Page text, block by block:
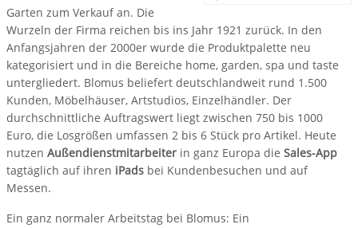
Garten zum Verkauf an. Die
Wurzeln der Firma reichen bis ins Jahr 1921 zurück. In den
Anfangsjahren der 2000er wurde die Produktpalette neu
kategorisiert und in die Bereiche home, garden, spa und taste
untergliedert. Blomus beliefert deutschlandweit rund 1.500
Kunden, Möbelhäuser, Artstudios, Einzelhändler. Der
durchschnittliche Auftragswert liegt zwischen 750 bis 1000
Euro, die Losgrößen umfassen 2 bis 6 Stück pro Artikel. Heute
nutzen Außendienstmitarbeiter in ganz Europa die Sales-App
tagtäglich auf ihren iPads bei Kundenbesuchen und auf
Messen.
Ein ganz normaler Arbeitstag bei Blomus: Ein